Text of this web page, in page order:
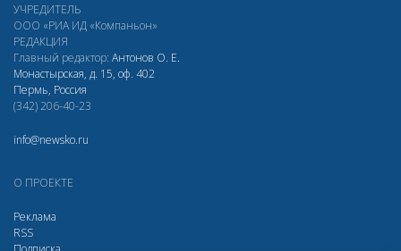
УЧРЕДИТЕЛЬ
ООО «РИА ИД «Компаньон»
РЕДАКЦИЯ
Главный редактор: Антонов О. Е.
Монастырская, д. 15, оф. 402
Пермь, Россия
(342) 206-40-23
info@newsko.ru
О ПРОЕКТЕ
Реклама
RSS